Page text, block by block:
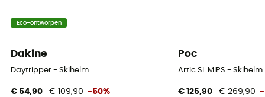
Eco-ontworpen
Dakine
Daytripper - Skihelm
€ 54,90 € 109,90 -50%
Poc
Artic SL MIPS - Skihelm
€ 126,90 € 269,90 -